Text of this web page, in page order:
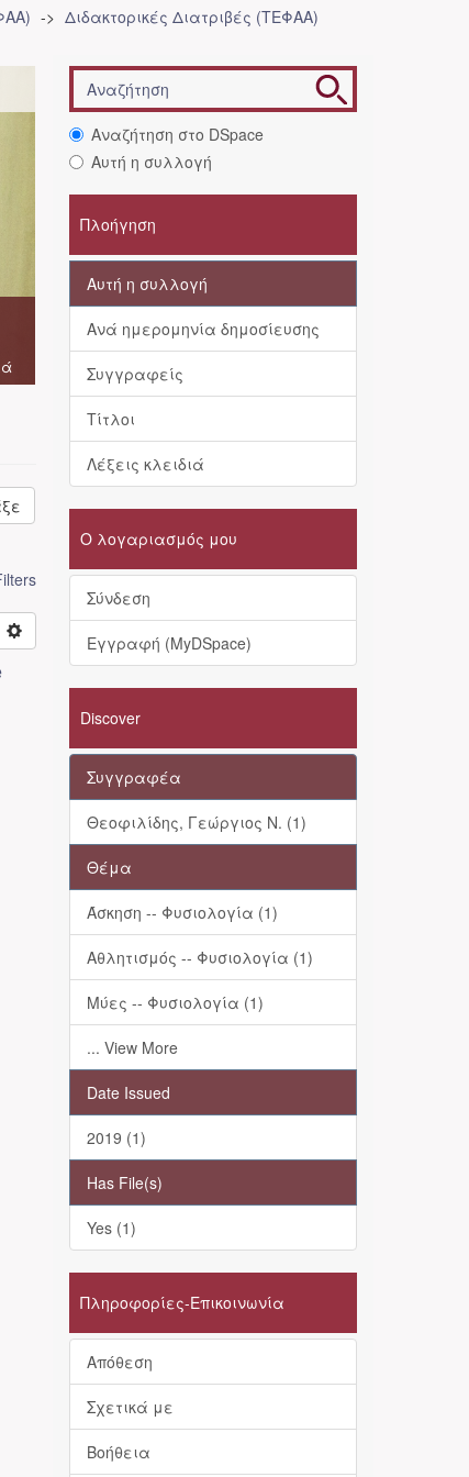
Διδακτορικές Διατριβές (ΤΕΦΑΑ)
Αναζήτηση στο DSpace
Αυτή η συλλογή
Πλοήγηση
Αυτή η συλλογή
Ανά ημερομηνία δημοσίευσης
Συγγραφείς
Τίτλοι
Λέξεις κλειδιά
Ο λογαριασμός μου
Σύνδεση
Εγγραφή (MyDSpace)
Discover
Συγγραφέα
Θεοφιλίδης, Γεώργιος Ν. (1)
Θέμα
Άσκηση -- Φυσιολογία (1)
Αθλητισμός -- Φυσιολογία (1)
Μύες -- Φυσιολογία (1)
... View More
Date Issued
2019 (1)
Has File(s)
Yes (1)
Πληροφορίες-Επικοινωνία
Απόθεση
Σχετικά με
Βοήθεια